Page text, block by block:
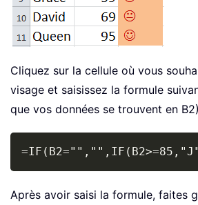
Cliquez sur la cellule où vous
visage et saisissez la formule
que vos données se trouvent en
Après avoir saisi la formule, faites